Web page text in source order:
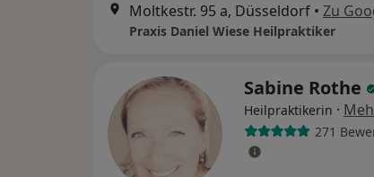
Moltkestr. 95 a, Düsseldorf • Zu
Praxis Daniel Wiese Heilpraktiker
Sabine Rothe
Heilpraktikerin ·
271